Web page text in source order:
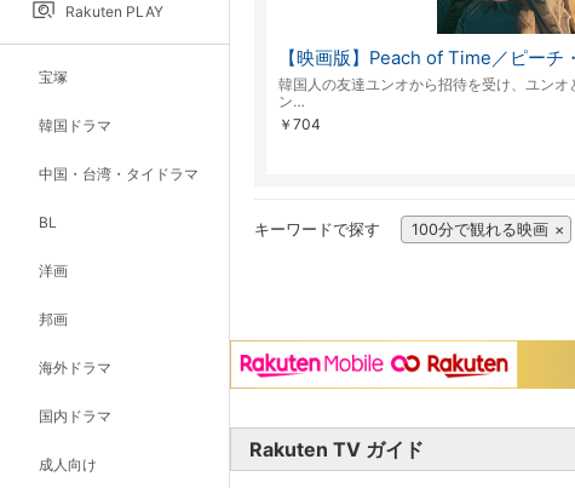
Rakuten PLAY
宝塚
韓国ドラマ
中国・台湾・タイドラマ
BL
洋画
邦画
海外ドラマ
国内ドラマ
成人向け
【映画版】Peach of Time／ピーチ
韓国人の友達ユンオから招待を受け、ユン
ン…
￥704
キーワードで探す 100分で観れる映画
Rakuten TV ガイド